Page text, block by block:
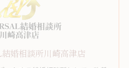
婚相談所川崎高津店